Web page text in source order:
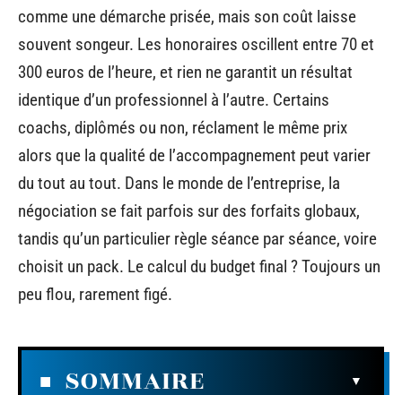
comme une démarche prisée, mais son coût laisse
souvent songeur. Les honoraires oscillent entre 70 et
300 euros de l’heure, et rien ne garantit un résultat
identique d’un professionnel à l’autre. Certains
coachs, diplômés ou non, réclament le même prix
alors que la qualité de l’accompagnement peut varier
du tout au tout. Dans le monde de l’entreprise, la
négociation se fait parfois sur des forfaits globaux,
tandis qu’un particulier règle séance par séance, voire
choisit un pack. Le calcul du budget final ? Toujours un
peu flou, rarement figé.
SOMMAIRE